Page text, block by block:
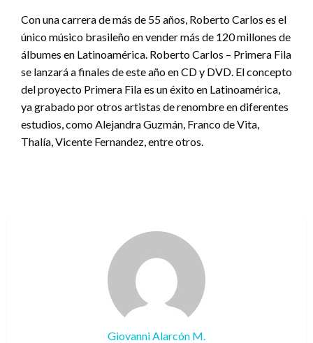
Con una carrera de más de 55 años, Roberto Carlos es el
único músico brasileño en vender más de 120 millones de
álbumes en Latinoamérica. Roberto Carlos – Primera Fila
se lanzará a finales de este año en CD y DVD. El concepto
del proyecto Primera Fila es un éxito en Latinoamérica,
ya grabado por otros artistas de renombre en diferentes
estudios, como Alejandra Guzmán, Franco de Vita,
Thalía, Vicente Fernandez, entre otros.
Giovanni Alarcón M.